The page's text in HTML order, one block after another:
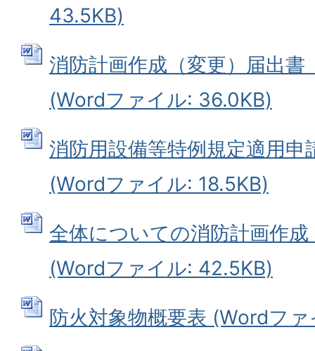
43.5KB)
消防計画作成（変更）届出書
(Wordファイル: 36.0KB)
消防用設備等特例規定適用申
(Wordファイル: 18.5KB)
全体についての消防計画作成
(Wordファイル: 42.5KB)
防火対象物概要表 (Wordフ